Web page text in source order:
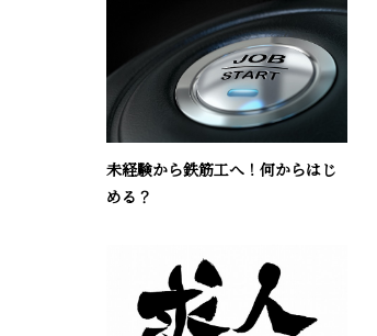
未経験から鉄筋工へ！何からはじ
める？